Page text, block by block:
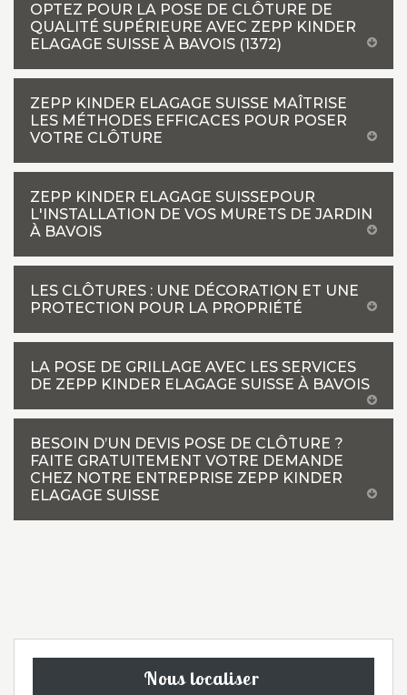
OPTEZ POUR LA POSE DE CLÔTURE DE
QUALITÉ SUPÉRIEURE AVEC ZEPP KINDER
ELAGAGE SUISSE À BAVOIS (1372)
ZEPP KINDER ELAGAGE SUISSE MAÎTRISE
LES MÉTHODES EFFICACES POUR POSER
VOTRE CLÔTURE
ZEPP KINDER ELAGAGE SUISSEPOUR
L'INSTALLATION DE VOS MURETS DE JARDIN
À BAVOIS
LES CLÔTURES : UNE DÉCORATION ET UNE
PROTECTION POUR LA PROPRIÉTÉ
LA POSE DE GRILLAGE AVEC LES SERVICES
DE ZEPP KINDER ELAGAGE SUISSE À BAVOIS
BESOIN D’UN DEVIS POSE DE CLÔTURE ?
FAITE GRATUITEMENT VOTRE DEMANDE
CHEZ NOTRE ENTREPRISE ZEPP KINDER
ELAGAGE SUISSE
Nous localiser